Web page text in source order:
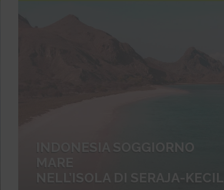
INDONESIA SOGGIORNO
NELL’ISOLA DI SERAJA-KECIL